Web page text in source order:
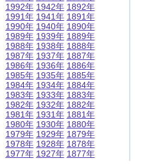
1992年
1991年
1990年
1989年
1988年
1987年
1986年
1985年
1984年
1983年
1982年
1981年
1980年
1979年
1978年
1977年
1942年
1941年
1940年
1939年
1938年
1937年
1936年
1935年
1934年
1933年
1932年
1931年
1930年
1929年
1928年
1927年
1892年
1891年
1890年
1889年
1888年
1887年
1886年
1885年
1884年
1883年
1882年
1881年
1880年
1879年
1878年
1877年